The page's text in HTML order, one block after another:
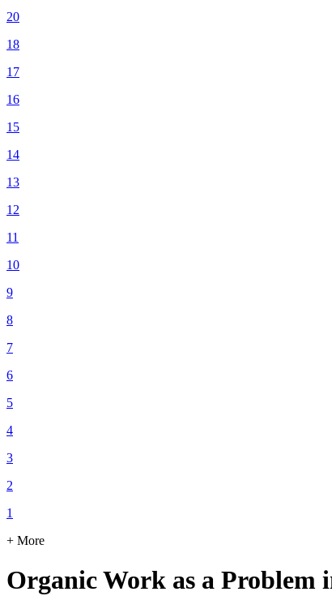
20
18
17
16
15
14
13
12
11
10
9
8
7
6
5
4
3
2
1
+ More
Organic Work as a